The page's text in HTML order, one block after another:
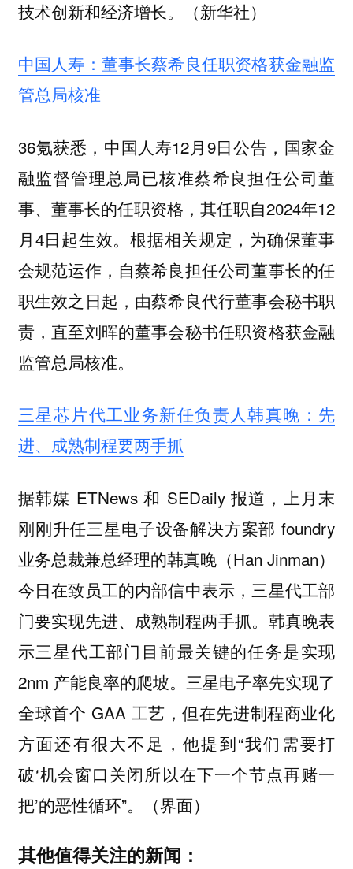
技术创新和经济增长。（新华社）
中国人寿：董事长蔡希良任职资格获金融监
管总局核准
36氪获悉，中国人寿12月9日公告，国家金
融监督管理总局已核准蔡希良担任公司董
事、董事长的任职资格，其任职自2024年12
月4日起生效。根据相关规定，为确保董事
会规范运作，自蔡希良担任公司董事长的任
职生效之日起，由蔡希良代行董事会秘书职
责，直至刘晖的董事会秘书任职资格获金融
监管总局核准。
三星芯片代工业务新任负责人韩真晚：先
进、成熟制程要两手抓
据韩媒 ETNews 和 SEDaily 报道，上月末
刚刚升任三星电子设备解决方案部 foundry
业务总裁兼总经理的韩真晚（Han Jinman）
今日在致员工的内部信中表示，三星代工部
门要实现先进、成熟制程两手抓。韩真晚表
示三星代工部门目前最关键的任务是实现
2nm 产能良率的爬坡。三星电子率先实现了
全球首个 GAA 工艺，但在先进制程商业化
方面还有很大不足，他提到“我们需要打
破‘机会窗口关闭所以在下一个节点再赌一
把’的恶性循环”。（界面）
其他值得关注的新闻：